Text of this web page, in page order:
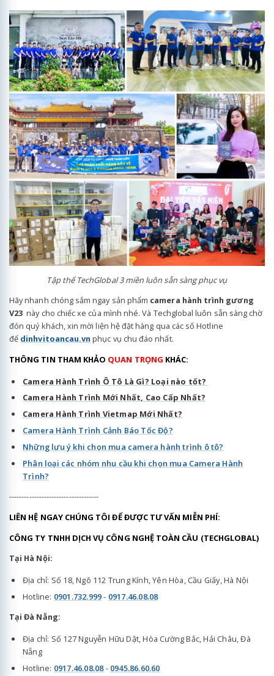
Tập thể TechGlobal 3 miền luôn sẵn sàng phục vụ
Hãy nhanh chóng sắm ngay sản phẩm camera hành trình gương
V23 này cho chiếc xe của mình nhé. Và Techglobal luôn sẵn sàng chờ
đón quý khách, xin mời liện hệ đặt hàng qua các số Hotline
để dinhvitoancau.vn phục vụ chu đáo nhất.
THÔNG TIN THAM KHẢO QUAN TRỌNG KHÁC:
Camera Hành Trình Ô Tô Là Gì? Loại nào tốt?
Camera Hành Trình Mới Nhất, Cao Cấp Nhất?
Camera Hành Trình Vietmap Mới Nhất?
Camera Hành Trình Cảnh Báo Tốc Độ?
Những lưu ý khi chọn mua camera hành trình ô tô?
Phân loại các nhóm nhu cầu khi chọn mua Camera Hành
Trình?
------------------------------------
LIÊN HỆ NGAY CHÚNG TÔI ĐỂ ĐƯỢC TƯ VẤN MIỄN PHÍ:
CÔNG TY TNHH DỊCH VỤ CÔNG NGHỆ TOÀN CẦU (TECHGLOBAL)
Tại Hà Nội:
Địa chỉ: Số 18, Ngõ 112 Trung Kính, Yên Hòa, Cầu Giấy, Hà Nội
Hotline: 0901.732.999- 0917.46.08.08
Tại Đà Nẵng:
Địa chỉ: Số 127 Nguyễn Hữu Dật, Hòa Cường Bắc, Hải Châu, Đà
Nẵng
Hotline: 0917.46.08.08- 0945.86.60.60